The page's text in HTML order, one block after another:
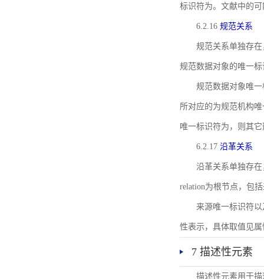
标识符为。文献中的
6.2.16 规范关系
规范关系单独存
规范数据对象的唯一
规范数据对象唯一
所对应的为规范机构
唯一标识符为，则其
6.2.17 沿革关系
沿革关系单独存
relation为根节点，包
来源唯一标识符以
性表示，具体取值见属
7 描述性元素
描述性元素用于